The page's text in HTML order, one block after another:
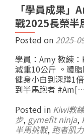
「學員成果
戰2025長榮半
Posted on 2025-
學員：Amy 教練
減重10公斤 。體
健身小白到深蹲1
到半馬跑者 #Am
Posted in Kiwi教練
步, gymefit ninja,
半馬挑戰, 跑者肌